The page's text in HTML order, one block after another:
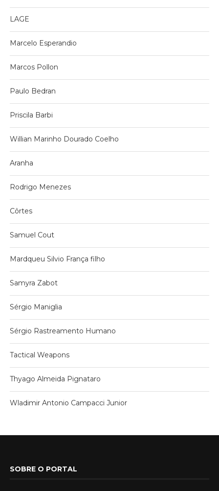
LAGE
Marcelo Esperandio
Marcos Pollon
Paulo Bedran
Priscila Barbi
Willian Marinho Dourado Coelho
Aranha
Rodrigo Menezes
Côrtes
Samuel Cout
Mardqueu Silvio França filho
Samyra Zabot
Sérgio Maniglia
Sérgio Rastreamento Humano
Tactical Weapons
Thyago Almeida Pignataro
Wladimir Antonio Campacci Junior
SOBRE O PORTAL